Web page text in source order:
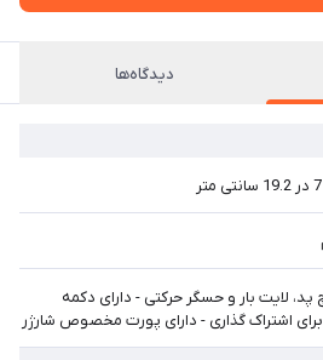
دیدگاه‌ها
پد، لایت بار و حسگر حرکتی - دارای دکمه